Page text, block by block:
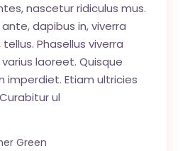
nascetur ridiculus mus.
dapibus in, viverra
Phasellus viverra
laoreet. Quisque
imperdiet. Etiam ultricies
ul
Green